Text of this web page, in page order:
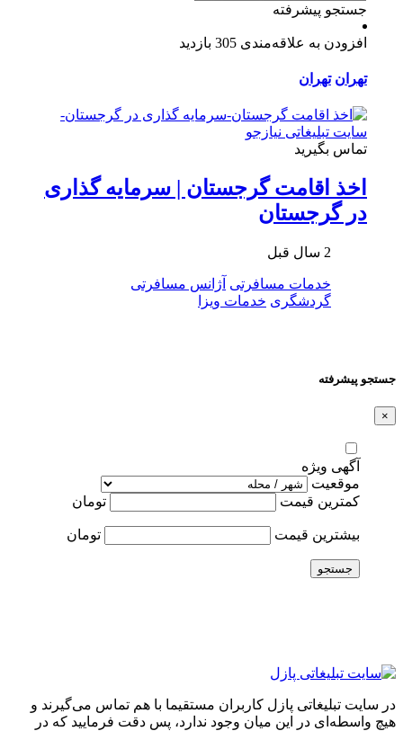
جستجو پیشرفته
افزودن به علاقه‌مندی 305 بازدید
تهران تهران
تماس بگیرید
اخذ اقامت گرجستان | سرمایه گذاری
در گرجستان
2 سال قبل
خدمات مسافرتی آژانس مسافرتی
گردشگری خدمات ویزا
جستجو پیشرفته
×
آگهی ویژه
موقعیت
کمترین قیمت
تومان
بیشترین قیمت تومان
جستجو
در سایت تبلیغاتی پازل کاربران مستقیما با هم تماس می‌گیرند و
هیچ واسطه‌ای در این میان وجود ندارد، پس دقت فرمایید که در